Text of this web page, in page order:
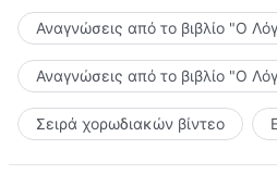
Αναγνώσεις από το βιβλίο "Ο
Αναγνώσεις από το βιβλίο "Ο
Σειρά χορωδιακών βίντεο